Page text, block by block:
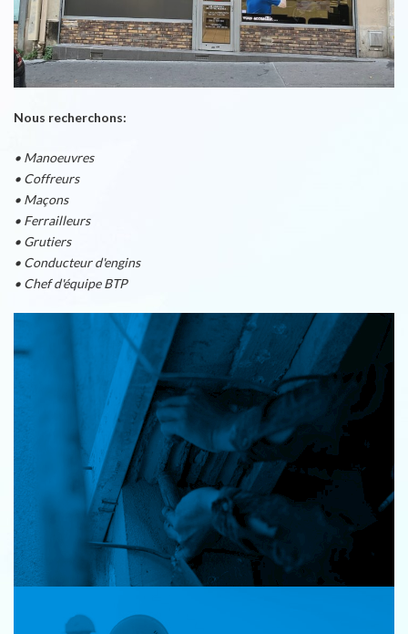
Nous recherchons:
• Manoeuvres
• Coffreurs
• Maçons
• Ferrailleurs
• Grutiers
• Conducteur d'engins
• Chef d'équipe BTP